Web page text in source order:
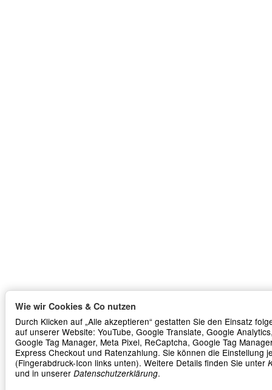
Wie wir Cookies & Co nutzen
Durch Klicken auf „Alle akzeptieren“ gestatten Sie den Einsatz
auf unserer Website: YouTube, Google Translate, Google
Google Tag Manager, Meta Pixel, ReCaptcha, Google Tag
Express Checkout und Ratenzahlung. Sie können die Einstellung
(Fingerabdruck-Icon links unten). Weitere Details finden Sie unter
und in unserer Datenschutzerklärung.